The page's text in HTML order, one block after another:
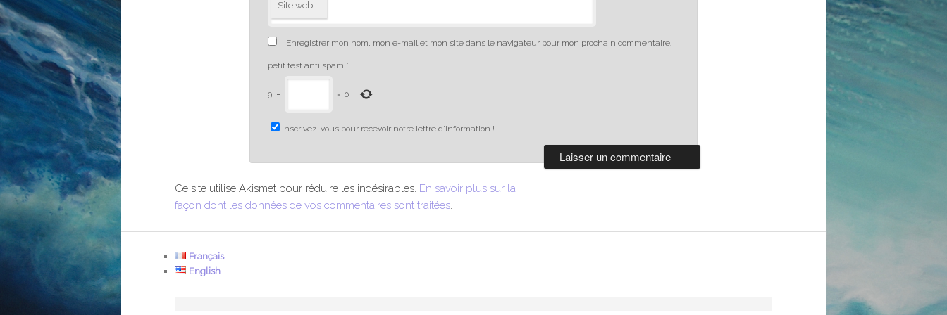
Site web
Enregistrer mon nom, mon e-mail et mon site dans le navigateur pour mon prochain commentaire.
petit test anti spam *
9 − = 0
Inscrivez-vous pour recevoir notre lettre d'information !
Ce site utilise Akismet pour réduire les indésirables. En savoir plus sur la
façon dont les données de vos commentaires sont traitées.
Français
English